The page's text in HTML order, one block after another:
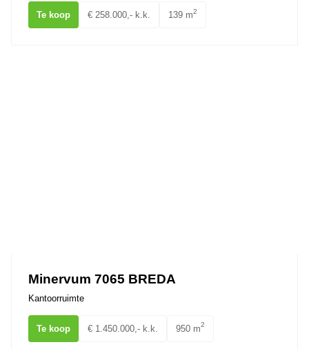
Te koop € 258.000,- k.k. 139 m2
Minervum 7065 BREDA
Kantoorruimte
Te koop € 1.450.000,- k.k. 950 m2